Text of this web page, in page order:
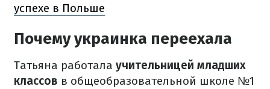
успехе в Польше
Почему украинка переехала
Татьяна работала учительницей младших
классов в общеобразовательной школе №1